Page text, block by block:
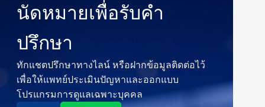
นัดหมายเพื่อรับคำ
ปรึกษา
ทักแชตปรึกษาทางไลน์ หรือฝากข้อมูลติดต่อไว้
เพื่อให้แพทย์ประเมินปัญหาและออกแบบ
โปรแกรมการดูแลเฉพาะบุคคล